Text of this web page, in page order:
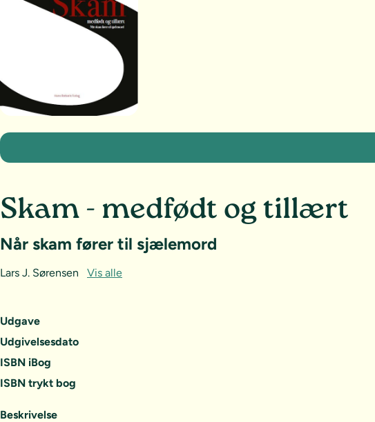
Udgave
Udgivelsesdato
ISBN iBog
ISBN trykt bog
Skam - medfødt og tillært
Når skam fører til sjælemord
Lars J. Sørensen Vis alle
Beskrivelse